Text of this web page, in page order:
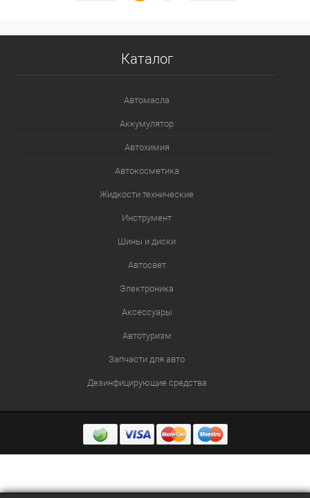
Каталог
Автомасла
Аккумулятор
Автохимия
Автокосметика
Жидкости технические
Инструмент
Шины и диски
Автосвет
Электроника
Аксессуары
Автотуризм
Запчасти для авто
Дезинфицирующие средства